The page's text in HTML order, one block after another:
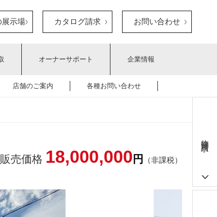
展示場 カタログ請求 お問い合わせ
オーナーサポート 企業情報
店舗のご案内 各種お問い合わせ
販売価格 18,000,000 円 （非課税）